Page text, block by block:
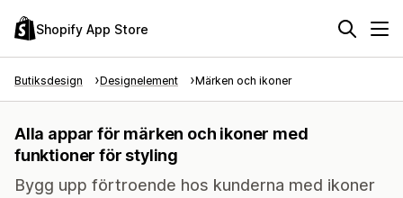
Shopify App Store
Butiksdesign Designelement Märken och ikoner
Alla appar för märken och ikoner med
funktioner för styling
Bygg upp förtroende hos kunderna med ikoner